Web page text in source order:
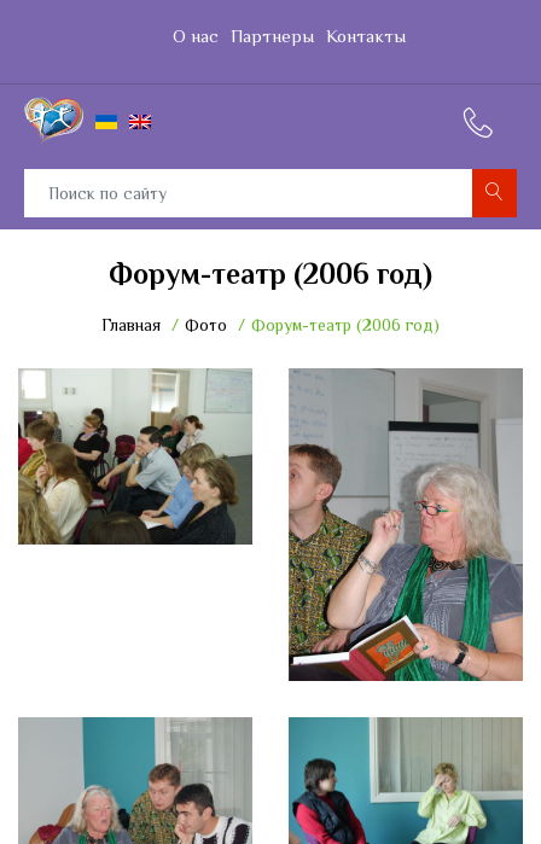
О нас Партнеры Контакты
Форум-театр (2006 год)
Главная Фото Форум-театр (2006 год)